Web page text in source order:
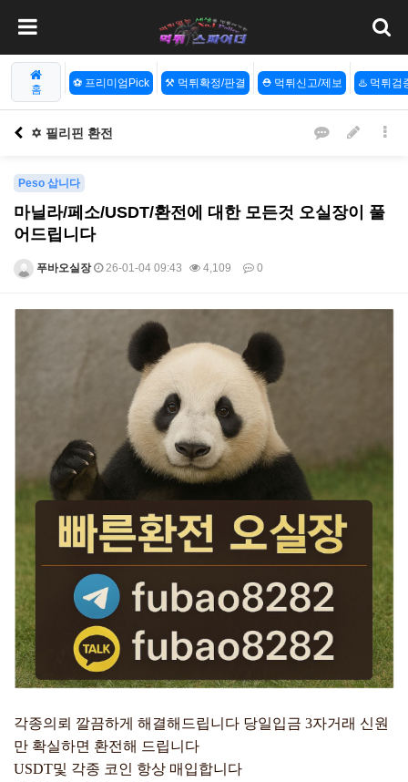
홈 ⚽️ 프리미엄Pick ⚒️ 먹튀확정/판결 ⛑️ 먹튀신고/제보 ♨️ 먹튀검
✡️ 필리핀 환전
Peso 삽니다
마닐라/페소/USDT/환전에 대한 모든것 오실장이 풀
어드립니다
푸바오실장 26-01-04 09:43 4,109 0
각종의뢰 깔끔하게 해결해드립니다 당일입금 3자거래 신원
만 확실하면 환전해 드립니다
USDT및 각종 코인 항상 매입합니다